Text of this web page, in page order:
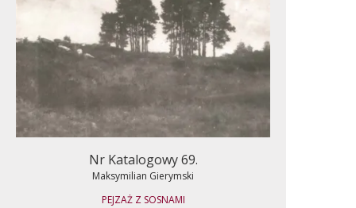
Nr Katalogowy 69.
Maksymilian Gierymski
PEJZAŻ Z SOSNAMI